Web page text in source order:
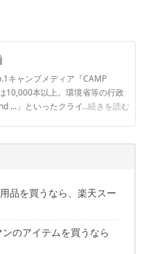
キャンプメディア『CAMP
10,000本以上。環境省等の行政
...」といったクライアントとの
...続きを読む
ィール
品を買うなら、楽天スー
ンのアイテムを買うなら